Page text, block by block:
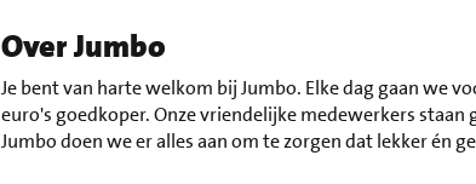
Over Jumbo
Je bent van harte welkom bij Jumbo. Elke dag gaan we
euro's goedkoper. Onze vriendelijke medewerkers
Jumbo doen we er alles aan om te zorgen dat lekker én